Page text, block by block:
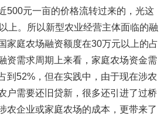
500元一亩的价格流转过来的，光这
上。所以新型农业经营主体面临的融
家庭农场融资额度在30万元以上的占
资需求周期上来看，家庭农场资金需
到52%，但在实践中，由于现在涉农
户需要还旧贷新，很多还引进了过桥
农企业或家庭农场的成本，更带来了